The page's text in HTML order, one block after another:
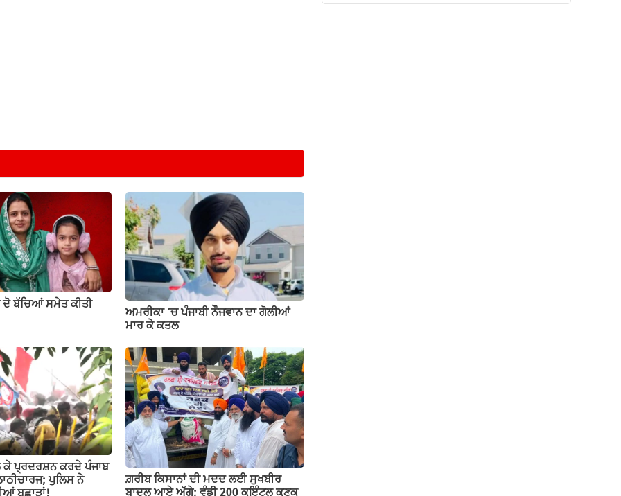
ਦੋ ਬੱਚਿਆਂ ਸਮੇਤ ਕੀਤੀ
ਅਮਰੀਕਾ ‘ਚ ਪੰਜਾਬੀ ਨੌਜਵਾਨ ਦਾ ਗੋਲੀਆਂ
ਮਾਰ ਕੇ ਕਤਲ
ਕੇ ਪ੍ਰਦਰਸ਼ਨ ਕਰਦੇ ਪੰਜਾਬ
ਪੁਲਿਸ ਨੇ
ਗ਼ਰੀਬ ਕਿਸਾਨਾਂ ਦੀ ਮਦਦ ਲਈ ਸੁਖਬੀਰ